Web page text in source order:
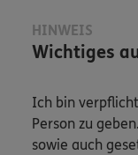
HINWEIS
Wichtiges
Ich bin
Person zu
sowie auch